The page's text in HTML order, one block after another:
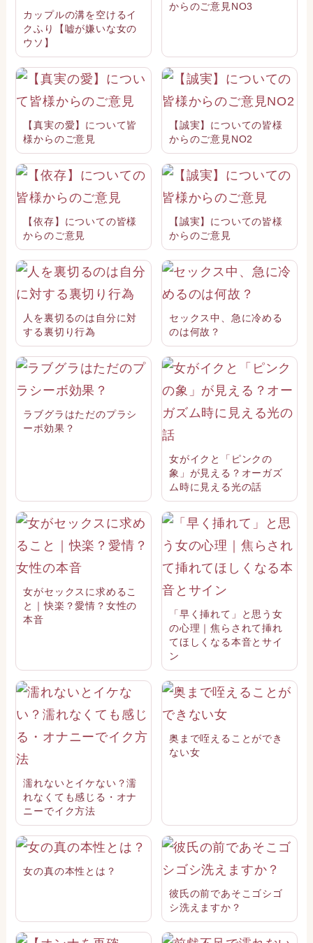
カップルの溝を空けるイ
クふり【嘘が嫌いな女の
ウソ】
からのご意見NO3
【真実の愛】について皆
様からのご意見
【誠実】についての皆様
からのご意見NO2
【依存】についての皆様
からのご意見
【誠実】についての皆様
からのご意見
人を裏切るのは自分に対
する裏切り行為
セックス中、急に冷める
のは何故？
ラブグラはただのプラシ
ーボ効果？
女がイクと「ピンクの
象」が見える？オーガズ
ム時に見える光の話
女がセックスに求めるこ
と｜快楽？愛情？女性の
本音
「早く挿れて」と思う女
の心理｜焦らされて挿れ
てほしくなる本音とサイ
ン
濡れないとイケない？濡
れなくても感じる・オナ
ニーでイク方法
奥まで咥えることができ
ない女
女の真の本性とは？
彼氏の前であそこゴシゴ
シ洗えますか？